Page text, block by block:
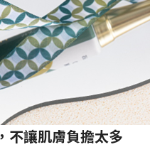
不讓肌膚負擔太多